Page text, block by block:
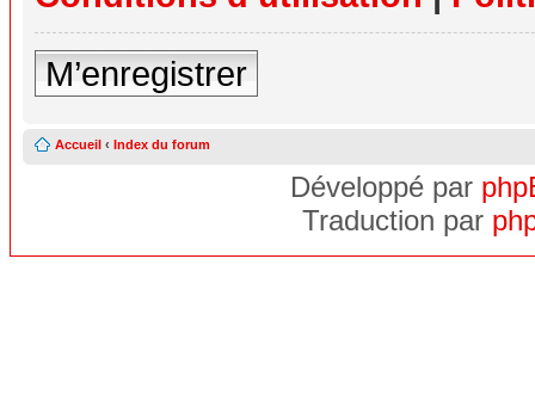
M’enregistrer
Accueil ‹ Index du forum
Développé par
Traduction par